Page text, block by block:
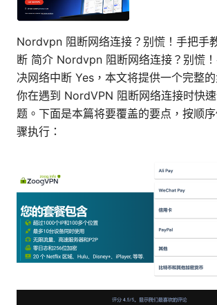
Nordvpn 阻断网络连接？别慌！手把手
断 简介 Nordvpn 阻断网络连接？别慌
决网络中断 Yes，本文将提供一个完整
你在遇到 NordVPN 阻断网络连接时快
题。下面是本篇将要覆盖的要点，按顺
骤执行：